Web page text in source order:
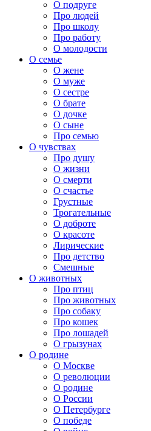
О подруге
Про людей
Про школу
Про работу
О молодости
О семье
О жене
О муже
О сестре
О брате
О дочке
О сыне
Про семью
О чувствах
Про душу
О жизни
О смерти
О счастье
Грустные
Трогательные
О доброте
О красоте
Лирические
Про детство
Смешные
О животных
Про птиц
Про животных
Про собаку
Про кошек
Про лошадей
О грызунах
О родине
О Москве
О революции
О родине
О России
О Петербурге
О победе